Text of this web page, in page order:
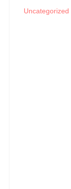
Uncategorized